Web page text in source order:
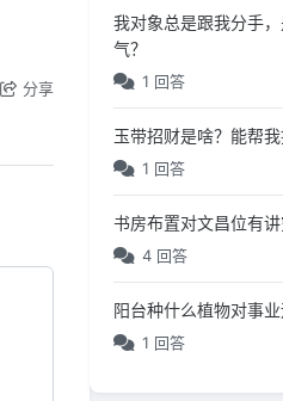
分享
我对象总是跟我分手
气？
1 回答
玉带招财是啥？能帮我
1 回答
书房布置对文昌位有讲
4 回答
阳台种什么植物对事业
1 回答